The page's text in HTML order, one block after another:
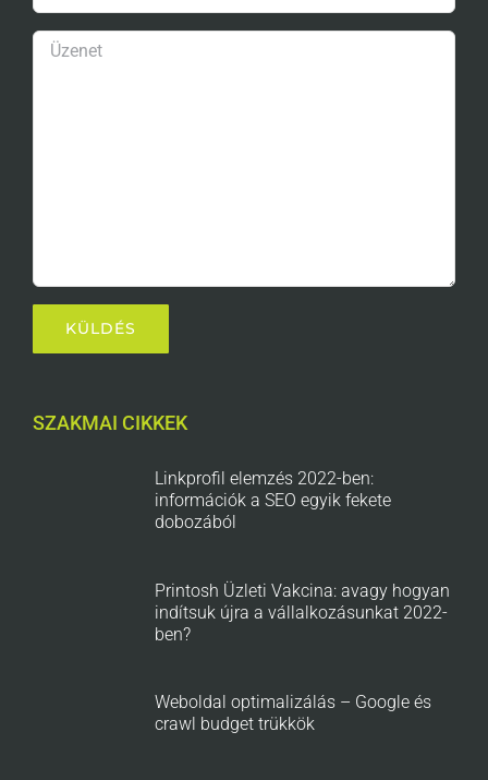
SZAKMAI CIKKEK
Linkprofil elemzés 2022-ben:
információk a SEO egyik fekete
dobozából
Printosh Üzleti Vakcina: avagy hogyan
indítsuk újra a vállalkozásunkat 2022-
ben?
Weboldal optimalizálás – Google és
crawl budget trükkök